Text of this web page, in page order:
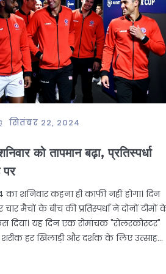
सितंबर 22, 2024
को तापमान बढ़ा, प्रतिस्पर्धा
पर
शनिवार कहना ही काफी नहीं होगा। दिन
मैचों के बीच की प्रतिस्पर्धा ने दोनों टीमों
दिया। यह दिन एक रोमांचक "रोलरकोस्टर"
हर खिलाड़ी और दर्शक के लिए उत्साह